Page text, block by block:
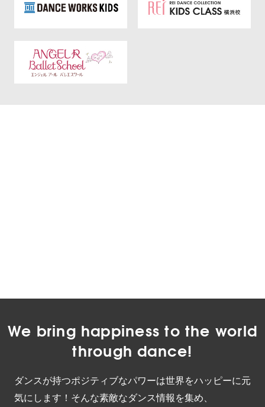
We bring happiness to the world
through dance!
ダンスが持つポジティブなパワーは世界をハッピーに元
気にします！そんな素敵なダンス情報を集め、